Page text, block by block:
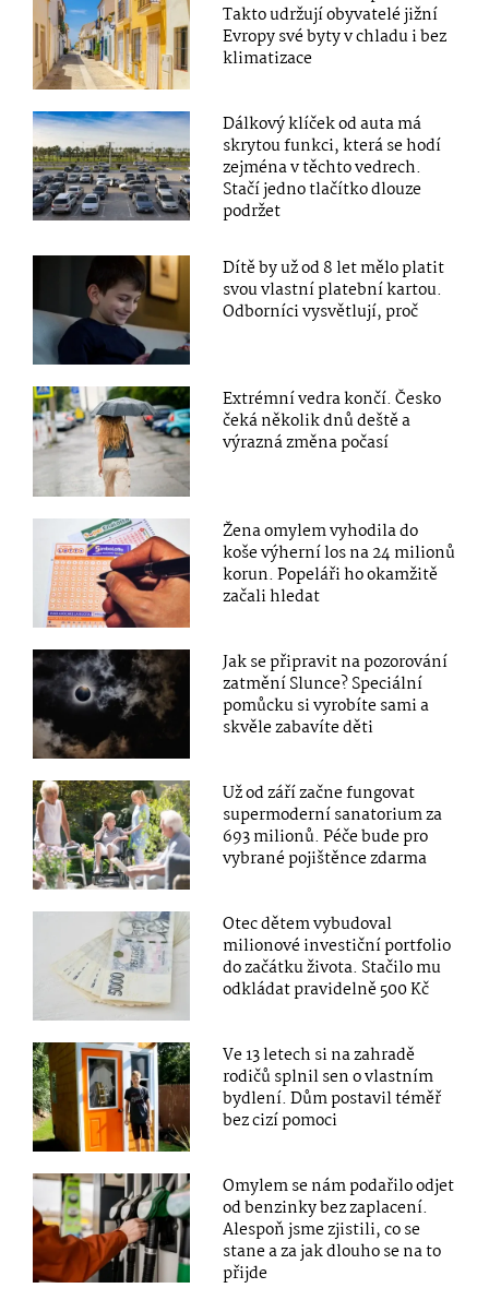
Takto udržují obyvatelé jižní
Evropy své byty v chladu i bez
klimatizace
Dálkový klíček od auta má
skrytou funkci, která se hodí
zejména v těchto vedrech.
Stačí jedno tlačítko dlouze
podržet
Dítě by už od 8 let mělo platit
svou vlastní platební kartou.
Odborníci vysvětlují, proč
Extrémní vedra končí. Česko
čeká několik dnů deště a
výrazná změna počasí
Žena omylem vyhodila do
koše výherní los na 24 milionů
korun. Popeláři ho okamžitě
začali hledat
Jak se připravit na pozorování
zatmění Slunce? Speciální
pomůcku si vyrobíte sami a
skvěle zabavíte děti
Už od září začne fungovat
supermoderní sanatorium za
693 milionů. Péče bude pro
vybrané pojištěnce zdarma
Otec dětem vybudoval
milionové investiční portfolio
do začátku života. Stačilo mu
odkládat pravidelně 500 Kč
Ve 13 letech si na zahradě
rodičů splnil sen o vlastním
bydlení. Dům postavil téměř
bez cizí pomoci
Omylem se nám podařilo odjet
od benzinky bez zaplacení.
Alespoň jsme zjistili, co se
stane a za jak dlouho se na to
přijde